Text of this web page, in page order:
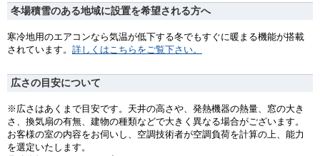
冬場積雪のある地域に設置を希望される方へ
寒冷地用のエアコンなら気温が低下する冬でもすぐに暖まる機能が搭載
されています。 詳しくはこちらをご覧下さい。
広さの目安について
※広さはあくまで目安です。天井の高さや、発熱機器の熱量、窓の大き
さ、換気扇の有無、建物の種類などで大きく異なる場合がございます。
お客様の室の内容をお伺いし、空調技術者が空調負荷を計算の上、能力
を選定いたします。